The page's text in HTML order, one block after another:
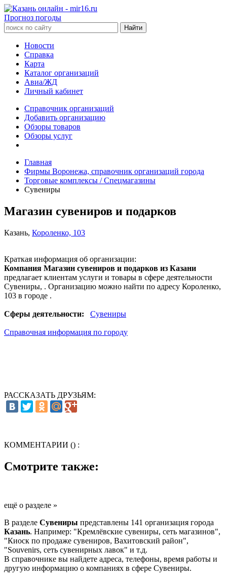
Прогноз погоды
Новости
Справка
Карта
Каталог организаций
Авиа/ЖД
Личный кабинет
Справочник организаций
Добавить организацию
Обзоры товаров
Обзоры услуг
Главная
Фирмы Воронежа, справочник организаций города
Торговые комплексы / Спецмагазины
Сувениры
Магазин сувениров и подарков
Казань, Короленко, 103
Краткая информация об организации:
Компания Магазин сувениров и подарков из Казани
предлагает клиентам услуги и товары в сфере деятельности
Сувениры, . Организацию можно найти по адресу Короленко,
103 в городе .
Сферы деятельности: Сувениры
Справочная информация по городу
РАССКАЗАТЬ ДРУЗЬЯМ:
КОММЕНТАРИИ () :
Смотрите также:
ещё о разделе »
В разделе Сувениры представлены 141 организация города
Казань. Например: "Кремлёвские сувениры, сеть магазинов",
"Киоск по продаже сувениров, Вахитовский район",
"Souvenirs, сеть сувенирных лавок" и т.д.
В справочнике вы найдете адреса, телефоны, время работы и
другую информацию о компаниях в сфере Сувениры.